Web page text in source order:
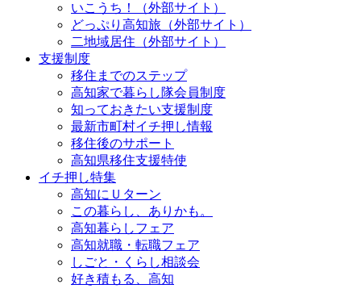
いこうち！（外部サイト）
どっぷり高知旅（外部サイト）
二地域居住（外部サイト）
支援制度
移住までのステップ
高知家で暮らし隊会員制度
知っておきたい支援制度
最新市町村イチ押し情報
移住後のサポート
高知県移住支援特使
イチ押し特集
高知にＵターン
この暮らし、ありかも。
高知暮らしフェア
高知就職・転職フェア
しごと・くらし相談会
好き積もる、高知